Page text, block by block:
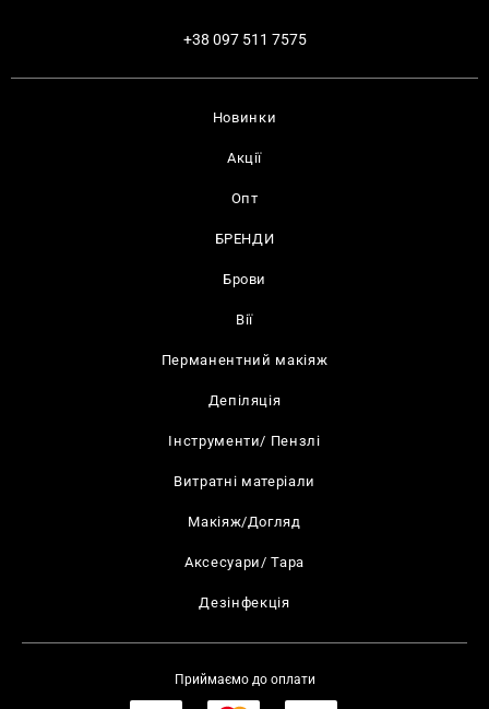
Новинки
Акції
Опт
БРЕНДИ
Брови
Вії
Перманентний макіяж
Депіляція
Інструменти/ Пензлі
Витратні матеріали
Макіяж/Догляд
Аксесуари/ Тара
Дезінфекція
+38 097 511 7575
Приймаємо до оплати